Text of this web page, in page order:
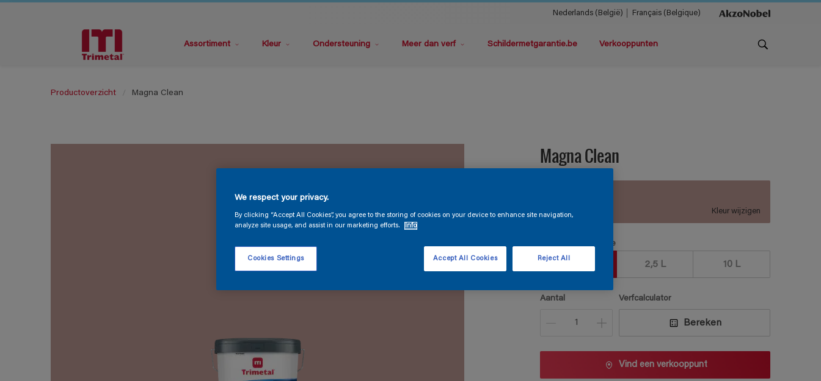
Nederlands (België) Français (Belgique)
Assortiment Kleur Ondersteuning Meer dan verf Schildermetgarantie.be Verkooppunten
Productoverzicht Magna Clean
Magna Clean
Kleur wijzigen
Verpakkingsgrootte
2,5 L 10 L
Aantal Verfcalculator
Bereken
Vind een verkooppunt
We respect your privacy.
By clicking “Accept All Cookies”, you agree to the storing of cookies on your device to enhance site navigation,
analyze site usage, and assist in our marketing efforts.
Info
Cookies Settings Reject All
Accept All Cookies